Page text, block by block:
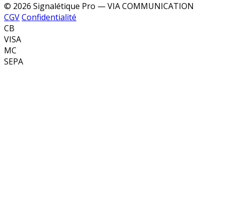
© 2026 Signalétique Pro — VIA COMMUNICATION
CGVConfidentialité
CB
VISA
MC
SEPA